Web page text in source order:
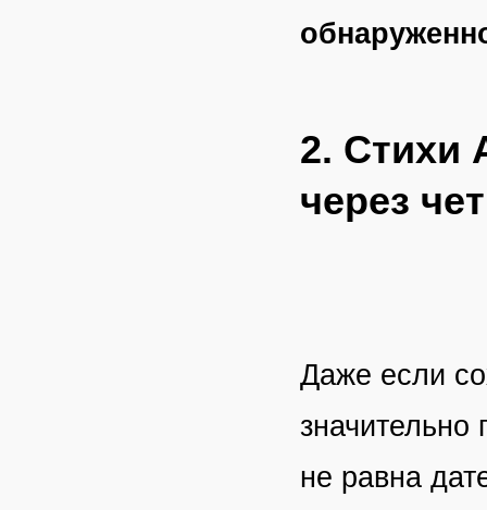
2. Стихи
через
Даже если
значительно
не равна